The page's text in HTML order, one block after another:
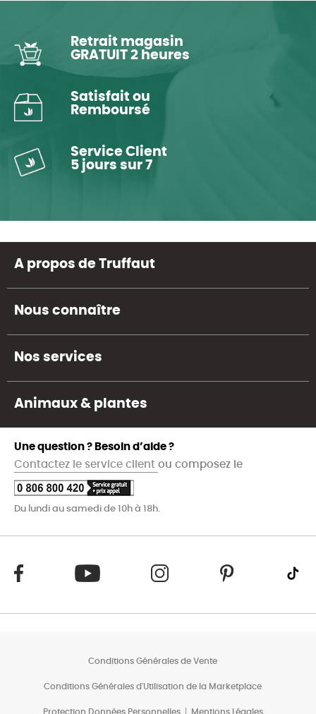
Retrait magasin
GRATUIT 2 heures
Satisfait ou
Remboursé
Service Client
5 jours sur 7
A propos de Truffaut
Nous connaître
Nos services
Animaux & plantes
Une question ? Besoin d’aide ?
Contactez le service client ou composez le
Du lundi au samedi de 10h à 18h.
Conditions Générales de Vente
Conditions Générales d'Utilisation de la Marketplace
Protection Données Personnelles Mentions Légales